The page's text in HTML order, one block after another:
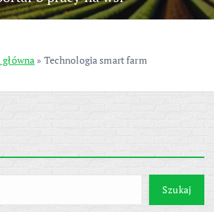
» Technologia smart farm
Szukaj